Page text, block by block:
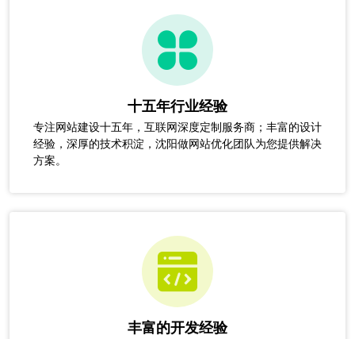
十五年行业经验
专注网站建设十五年，互联网深度定制服务商；丰富的设计
经验，深厚的技术积淀，沈阳做网站优化团队为您提供解决
方案。
丰富的开发经验